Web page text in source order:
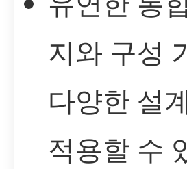
지와 구성
다양한 설
적용할 수